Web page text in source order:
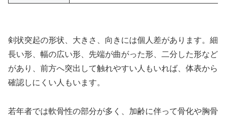
剣状突起の形状、大きさ、向きには個人差があります。細
長い形、幅の広い形、先端が曲がった形、二分した形など
があり、前方へ突出して触れやすい人もいれば、体表から
確認しにくい人もいます。
若年者では軟骨性の部分が多く、加齢に伴って骨化や胸骨